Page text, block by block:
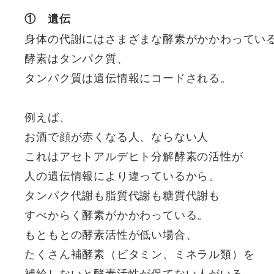
① 遺伝
身体の代謝にはさまざまな酵素がかかわってい
酵素はタンパク質、
タンパク質は遺伝情報にコードされる。
例えば、
お酒で顔が赤くなる人、ならない人
これはアセトアルデヒト分解酵素の活性が
人の遺伝情報により違っているから。
タンパク代謝も脂質代謝も糖質代謝も
すべからく酵素がかかわっている。
もともとの酵素活性が低い場合、
たくさん補酵素（ビタミン、ミネラル類）を